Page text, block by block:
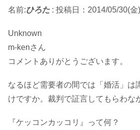
名前:ひろた : 投稿日：2014/05/30(金
Unknown
m-kenさん
コメントありがとうございます。
なるほど需要者の間では「婚活」は
けですか。裁判で証言してもらわな
『ケッコンカッコリ』って何？